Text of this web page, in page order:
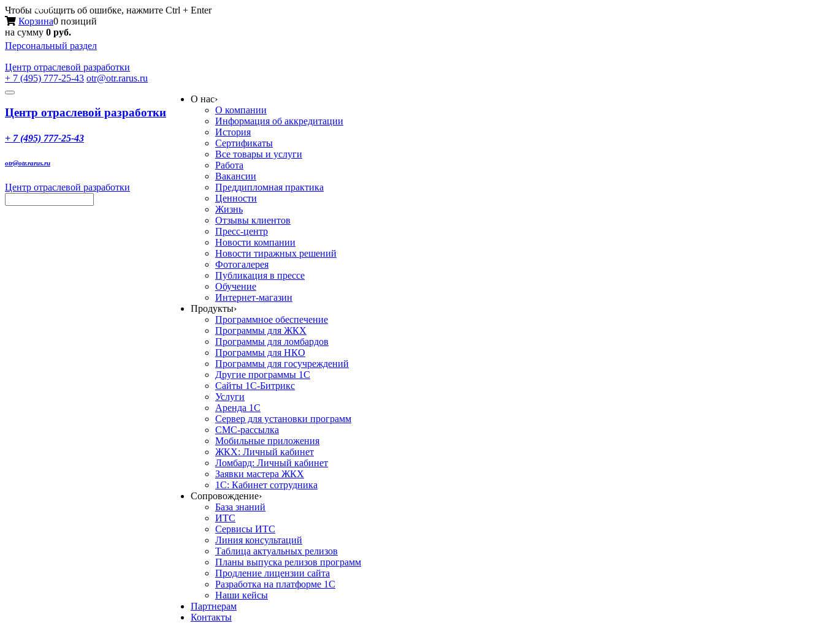
Чтобы сообщить об ошибке, нажмите Ctrl + Enter
Корзина0 позиций
на сумму 0 руб.
Персональный раздел
Центр отраслевой разработки
+ 7 (495) 777-25-43 otr@otr.rarus.ru
Toggle
Меню
Центр отраслевой разработки
+ 7 (495) 777-25-43
otr@otr.rarus.ru
Центр отраслевой разработки
О нас›
О компании
Информация об аккредитации
История
Сертификаты
Все товары и услуги
Работа
Вакансии
Преддипломная практика
Ценности
Жизнь
Отзывы клиентов
Пресс-центр
Новости компании
Новости тиражных решений
Фотогалерея
Публикация в прессе
Обучение
Интернет-магазин
Продукты›
Программное обеспечение
Программы для ЖКХ
Программы для ломбардов
Программы для НКО
Программы для госучреждений
Другие программы 1С
Сайты 1С-Битрикс
Услуги
Аренда 1С
Сервер для установки программ
СМС-рассылка
Мобильные приложения
ЖКХ: Личный кабинет
Ломбард: Личный кабинет
Заявки мастера ЖКХ
1С: Кабинет сотрудника
Сопровождение›
База знаний
ИТС
Сервисы ИТС
Линия консультаций
Таблица актуальных релизов
Планы выпуска релизов программ
Продление лицензии сайта
Разработка на платформе 1С
Наши кейсы
Партнерам
Контакты